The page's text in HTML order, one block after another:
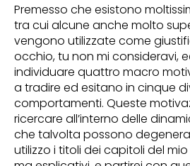
Premesso che esistono
tra cui alcune anche molto
vengono utilizzate come
occhio, tu non mi consideravi,
individuare quattro macro
a tradire ed esitano in cinque
comportamenti. Queste
ricercare all’interno delle
che talvolta possono
utilizzo i titoli dei capitoli del mio